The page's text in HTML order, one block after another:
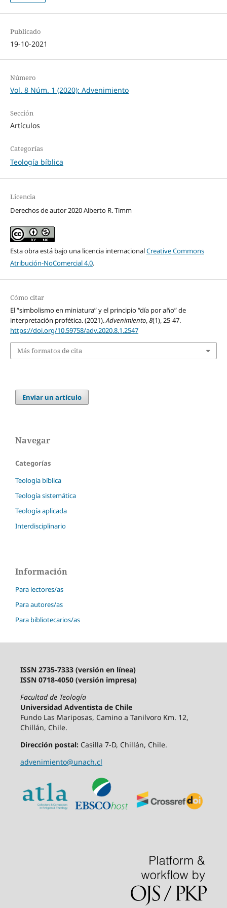
Publicado
19-10-2021
Número
Vol. 8 Núm. 1 (2020): Advenimiento
Sección
Artículos
Categorías
Teología bíblica
Licencia
Derechos de autor 2020 Alberto R. Timm
Esta obra está bajo una licencia internacionalCreative Commons
Atribución-NoComercial 4.0.
Cómo citar
El “simbolismo en miniatura” y el principio “día por año” de
interpretación profética. (2021).Advenimiento,8(1), 25-47.
https://doi.org/10.59758/adv.2020.8.1.2547
Más formatos de cita
Enviar un artículo
Navegar
Categorías
Teología bíblica
Teología sistemática
Teología aplicada
Interdisciplinario
Información
Para lectores/as
Para autores/as
Para bibliotecarios/as
ISSN 2735-7333 (versión en línea)
ISSN 0718-4050 (versión impresa)
Facultad de Teología
Universidad Adventista de Chile
Fundo Las Mariposas, Camino a Tanilvoro Km. 12,
Chillán, Chile.
Dirección postal:Casilla 7-D, Chillán, Chile.
advenimiento@unach.cl